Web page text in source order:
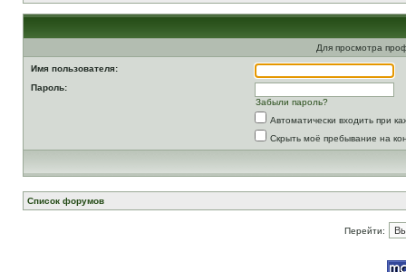
Для просмотра
Имя пользователя:
Пароль:
Забыли пароль?
Автоматически входить при
Скрыть моё пребывание на
Список форумов
Перейти: